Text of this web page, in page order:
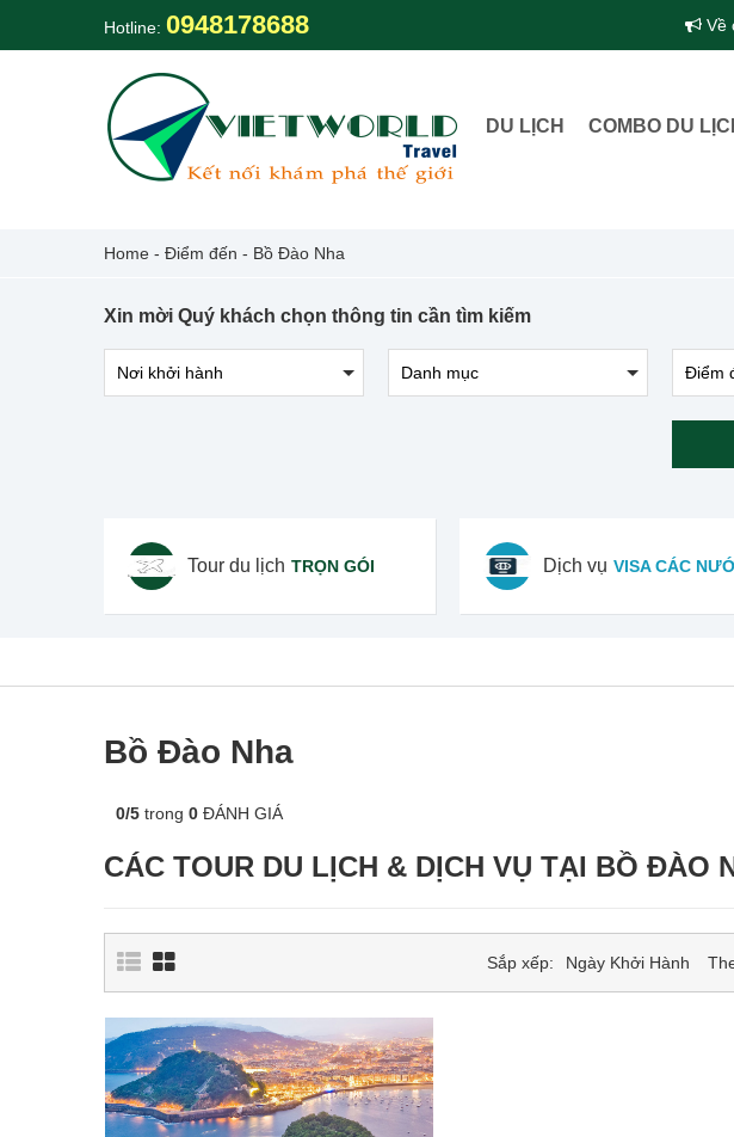
Hotline: 0948178688 Về
DU LỊCH COMBO DU
Home - Điểm đến - Bồ Đào Nha
Xin mời Quý khách chọn thông tin cần tìm kiếm
Tour du lịch TRỌN GÓI Dịch vụ VISA CÁC
Bồ Đào Nha
0/5 trong 0 ĐÁNH GIÁ
CÁC TOUR DU LỊCH & DỊCH VỤ TẠI BỒ ĐÀO
Sắp xếp: Ngày Khởi Hành